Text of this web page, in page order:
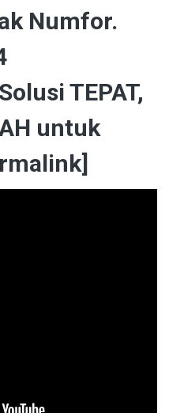
Numfor.
TEPAT,
untuk